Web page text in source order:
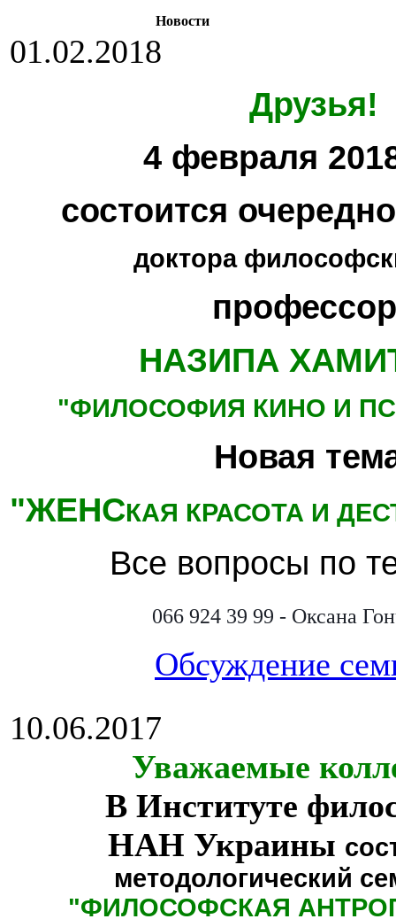
Новости
01.02.2018
Друзья!
4 февраля
состоится
доктора
НАЗИПА
"ФИЛОСОФИЯ КИНО И
Новая
"ЖЕНСКАЯ КРАСОТА И
Все вопросы по
066 924 39 99 - Оксана
Обсуждение
10.06.2017
Уважаемые
В Институте
НАН Украины
методологический
"ФИЛОСОФСКАЯ